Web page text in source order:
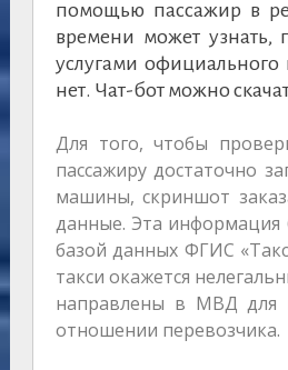
помощью пассажир в
времени может узнать,
услугами официального
нет. Чат-бот можно
Для того, чтобы
пассажиру достаточно
машины, скриншот
данные. Эта информация
базой данных ФГИС
такси окажется
направлены в МВД для
отношении перевозчика.